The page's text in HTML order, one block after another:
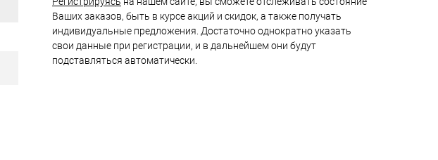
Ваших заказов, быть в курсе акций и скидок, а также получать
индивидуальные предложения. Достаточно однократно указать
свои данные при регистрации, и в дальнейшем они будут
подставляться автоматически.